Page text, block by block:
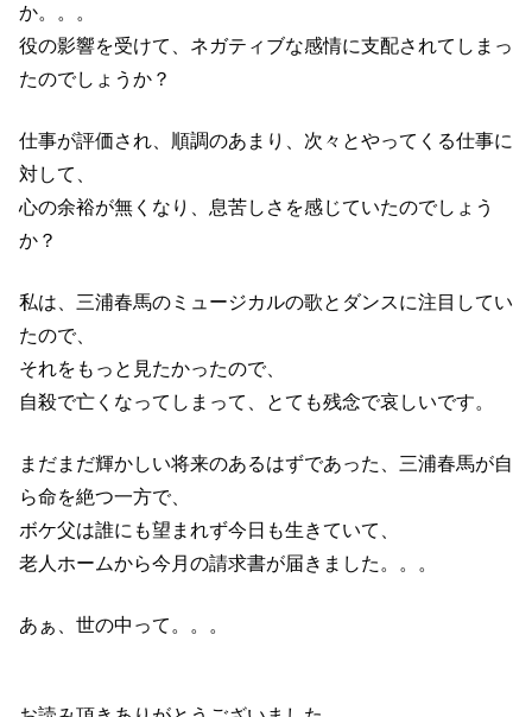
か。。。
役の影響を受けて、ネガティブな感情に支配されてしまっ
たのでしょうか？
仕事が評価され、順調のあまり、次々とやってくる仕事に
対して、
心の余裕が無くなり、息苦しさを感じていたのでしょう
か？
私は、三浦春馬のミュージカルの歌とダンスに注目してい
たので、
それをもっと見たかったので、
自殺で亡くなってしまって、とても残念で哀しいです。
まだまだ輝かしい将来のあるはずであった、三浦春馬が自
ら命を絶つ一方で、
ボケ父は誰にも望まれず今日も生きていて、
老人ホームから今月の請求書が届きました。。。
あぁ、世の中って。。。